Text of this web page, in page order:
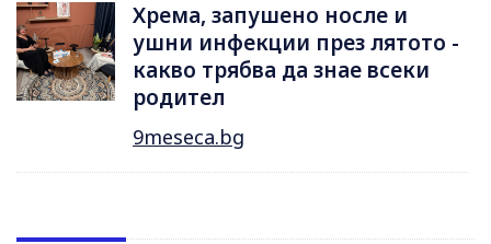
Хрема, запушено носле и
ушни инфекции през лятотo -
какво трябва да знае всеки
родител
9meseca.bg